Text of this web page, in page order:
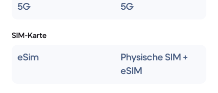
5G 5G
SIM-Karte
eSim
Physische SIM +
eSIM